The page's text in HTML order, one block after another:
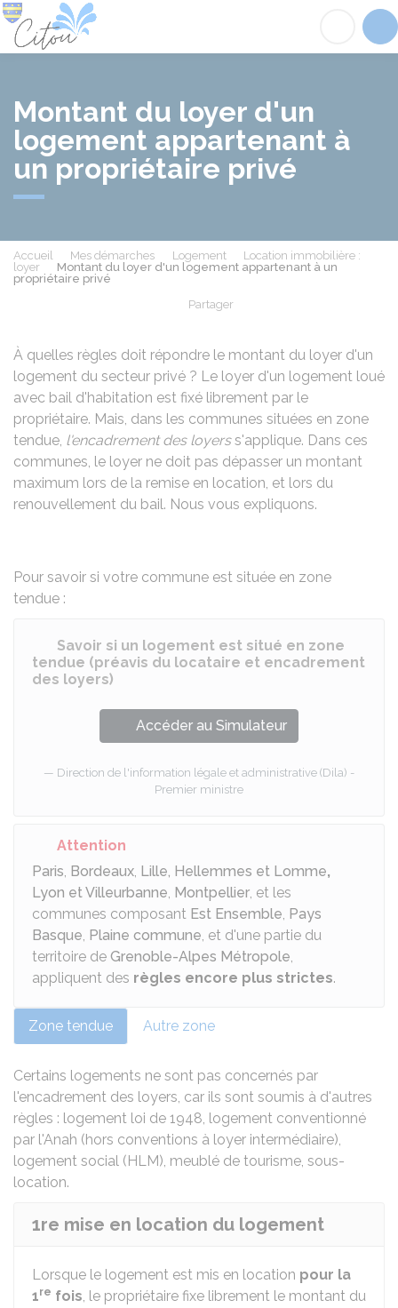
Montant du loyer d'un
logement appartenant à
un propriétaire privé
Accueil Mes démarches Logement
Location immobilière :
loyer
Montant du loyer d'un logement appartenant à un
propriétaire privé
Partager
À quelles règles doit répondre le montant du loyer d'un
logement du secteur privé ? Le loyer d'un logement loué
avec bail d'habitation est fixé librement par le
propriétaire. Mais, dans les communes situées en zone
tendue, l'encadrement des loyerss'applique. Dans ces
communes, le loyer ne doit pas dépasser un montant
maximum lors de la remise en location, et lors du
renouvellement du bail. Nous vous expliquons.
Pour savoir si votre commune est située en zone
tendue :
Savoir si un logement est situé en zone
tendue (préavis du locataire et encadrement
des loyers)
Accéder au Simulateur
Direction de l'information légale et administrative (Dila) -
Premier ministre
Attention
Paris, Bordeaux, Lille, Hellemmes et Lomme,
Lyon et Villeurbanne, Montpellier, et les
communes composant Est Ensemble, Pays
Basque, Plaine commune, et d'une partie du
territoire de Grenoble-Alpes Métropole,
appliquent des règles encore plus strictes.
Zone tendue Autre zone
Certains logements ne sont pas concernés par
l'encadrement des loyers, car ils sont soumis à d'autres
règles : logement loi de 1948, logement conventionné
par l'Anah (hors conventions à loyer intermédiaire),
logement social (HLM), meublé de tourisme, sous-
location.
1re mise en location du logement
Lorsque le logement est mis en location pour la
1re fois, le propriétaire fixe librement le montant du